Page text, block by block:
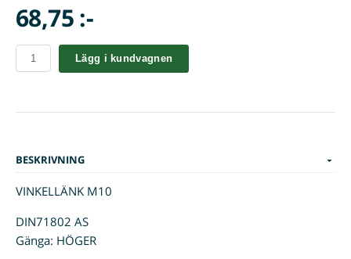
68,75 :-
Lägg i kundvagnen
BESKRIVNING
VINKELLÄNK M10
DIN71802 AS
Gänga: HÖGER